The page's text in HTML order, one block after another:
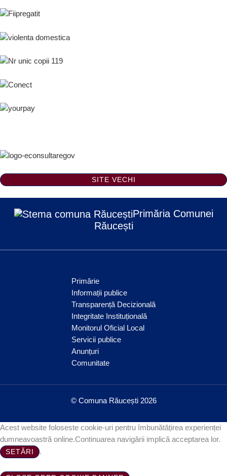
SITE VECHI
Primăria Comunei
Răucești
Primărie
Informații publice
Transparență Decizională
Integritate Instituțională
Monitorul Oficial Local
Servicii publice
Anunțuri
Comunitate
© Comuna Răucești 2026
Acest website foloseste cookie-uri pentru îmbunătățirea experienței
dumneavoastră online.Continuarea navigării implică acceptarea lor.
SETĂRI .